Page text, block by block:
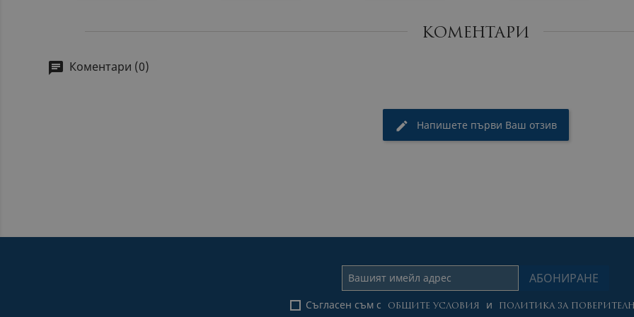
КОМЕНТАРИ
Коментари (0)
Напишете първи Ваш отзив
Съгласен съм с ОБЩИТЕ УСЛОВИЯ и ПОЛИТИКА ЗА